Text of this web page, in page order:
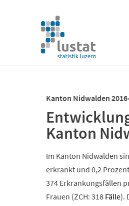
überspringen
Navigation
Kanton Nidwalden
Kanton
Im Kanton Nidwalden
erkrankt und 0,2
374 Erkrankungsfällen
Frauen (ZCH: 318 Fälle).